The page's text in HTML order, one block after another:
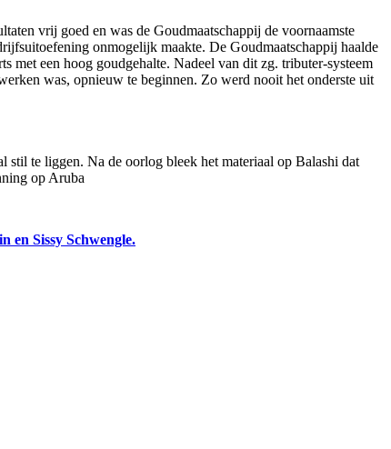
vrij goed en was de Goudmaatschappij de voornaamste
onmogelijk maakte. De Goudmaatschappij haalde
met een hoog goudgehalte. Nadeel van dit zg. tributer-systeem
was, opnieuw te beginnen. Zo werd nooit het onderste uit
stil te liggen. Na de oorlog bleek het materiaal op Balashi dat
op Aruba
en Sissy Schwengle.